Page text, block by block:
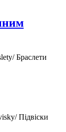
Браслети
Підвіски